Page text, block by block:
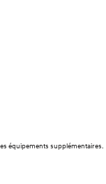
équipements supplémentaires.